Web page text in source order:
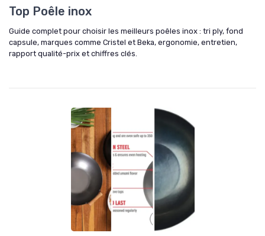
Top Poêle inox
Guide complet pour choisir les meilleurs poêles inox : tri ply, fond
capsule, marques comme Cristel et Beka, ergonomie, entretien,
rapport qualité-prix et chiffres clés.